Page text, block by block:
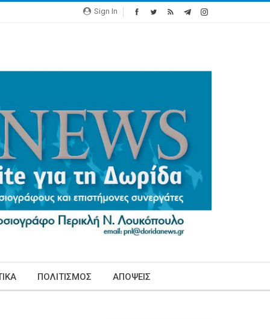
Sign In
ΠΟΛΙΤΙΣΜΟΣ ΑΠΟΨΕΙΣ